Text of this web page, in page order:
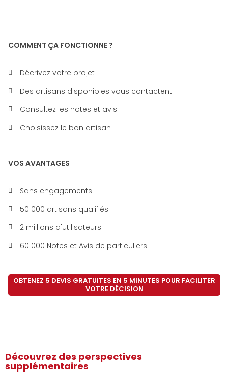
COMMENT ÇA FONCTIONNE ?
Décrivez votre projet
Des artisans disponibles vous contactent
Consultez les notes et avis
Choisissez le bon artisan
VOS AVANTAGES
Sans engagements
50 000 artisans qualifiés
2 millions d'utilisateurs
60 000 Notes et Avis de particuliers
OBTENEZ 5 DEVIS GRATUITES EN 5 MINUTES POUR FACILITER
VOTRE DÉCISION
Découvrez des perspectives
supplémentaires